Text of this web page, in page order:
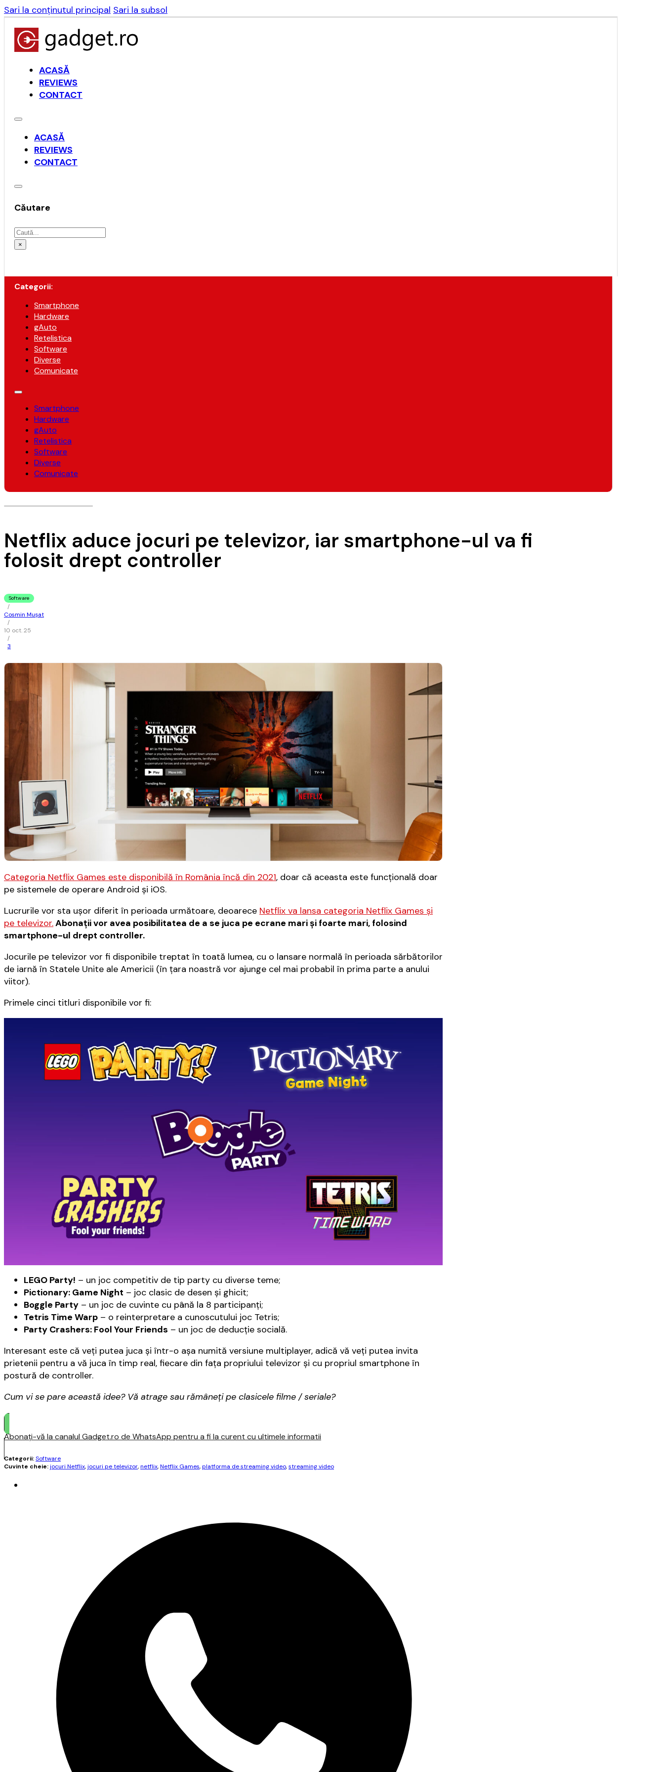
Sari la conținutul principal Sari la subsol
ACASĂ
REVIEWS
CONTACT
ACASĂ
REVIEWS
CONTACT
Căutare
Caută
×
Categorii:
Smartphone
Hardware
gAuto
Retelistica
Software
Diverse
Comunicate
Smartphone
Hardware
gAuto
Retelistica
Software
Diverse
Comunicate
Netflix aduce jocuri pe televizor, iar smartphone-ul va fi
folosit drept controller
Software
/
Cosmin Mușat
/
10 oct. 25
/
3
Categoria Netflix Games este disponibilă în România încă din 2021, doar că aceasta este funcţională doar
pe sistemele de operare Android şi iOS.
Lucrurile vor sta uşor diferit în perioada următoare, deoarece Netflix va lansa categoria Netflix Games şi
pe televizor.Abonaţii vor avea posibilitatea de a se juca pe ecrane mari şi foarte mari, folosind
smartphone-ul drept controller.
Jocurile pe televizor vor fi disponibile treptat în toată lumea, cu o lansare normală în perioada sărbătorilor
de iarnă în Statele Unite ale Americii (în ţara noastră vor ajunge cel mai probabil în prima parte a anului
viitor).
Primele cinci titluri disponibile vor fi:
LEGO Party! – un joc competitiv de tip party cu diverse teme;
Pictionary: Game Night – joc clasic de desen şi ghicit;
Boggle Party – un joc de cuvinte cu până la 8 participanţi;
Tetris Time Warp – o reinterpretare a cunoscutului joc Tetris;
Party Crashers: Fool Your Friends – un joc de deducţie socială.
Interesant este că veţi putea juca şi într-o aşa numită versiune multiplayer, adică vă veţi putea invita
prietenii pentru a vă juca în timp real, fiecare din faţa propriului televizor şi cu propriul smartphone în
postură de controller.
Cum vi se pare această idee? Vă atrage sau rămâneţi pe clasicele filme / seriale?
Abonați-vă la canalul Gadget.ro de WhatsApp pentru a fi la curent cu ultimele informatii
Categorii:Software
Cuvinte cheie:jocuri Netflix,jocuri pe televizor,netflix,Netflix Games,platforma de streaming video,streaming video